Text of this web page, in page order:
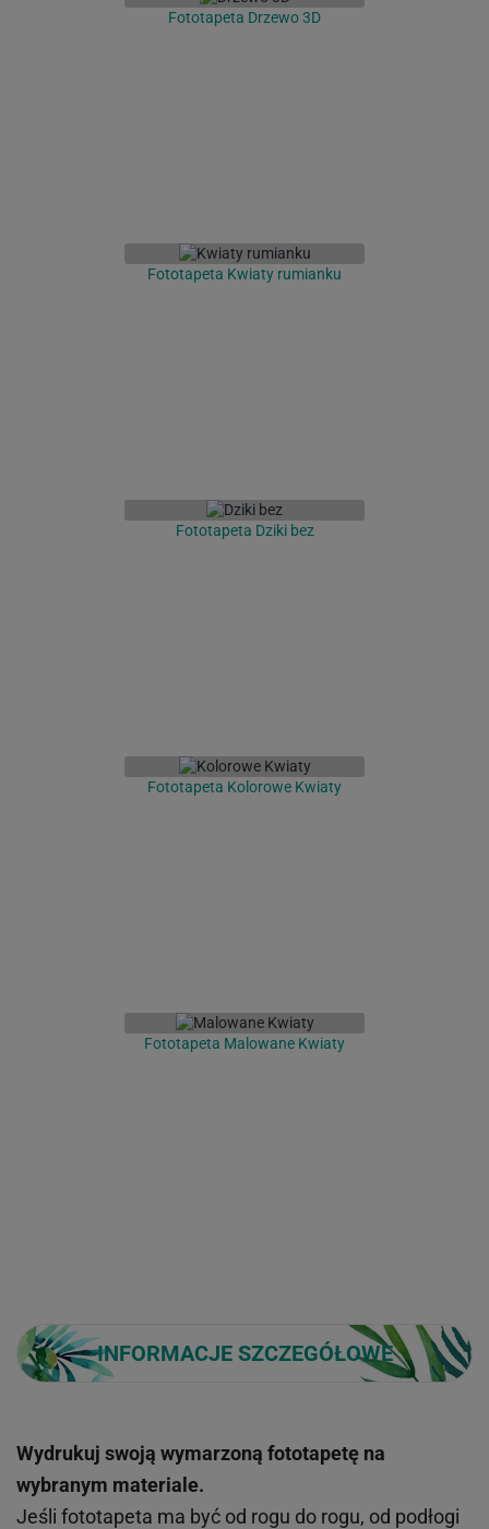
Fototapeta Drzewo 3D
Fototapeta Kwiaty rumianku
Fototapeta Dziki bez
Fototapeta Kolorowe Kwiaty
Fototapeta Malowane Kwiaty
INFORMACJE SZCZEGÓŁOWE
Wydrukuj swoją wymarzoną fototapetę na
wybranym materiale.
Jeśli fototapeta ma być od rogu do rogu, od podłogi